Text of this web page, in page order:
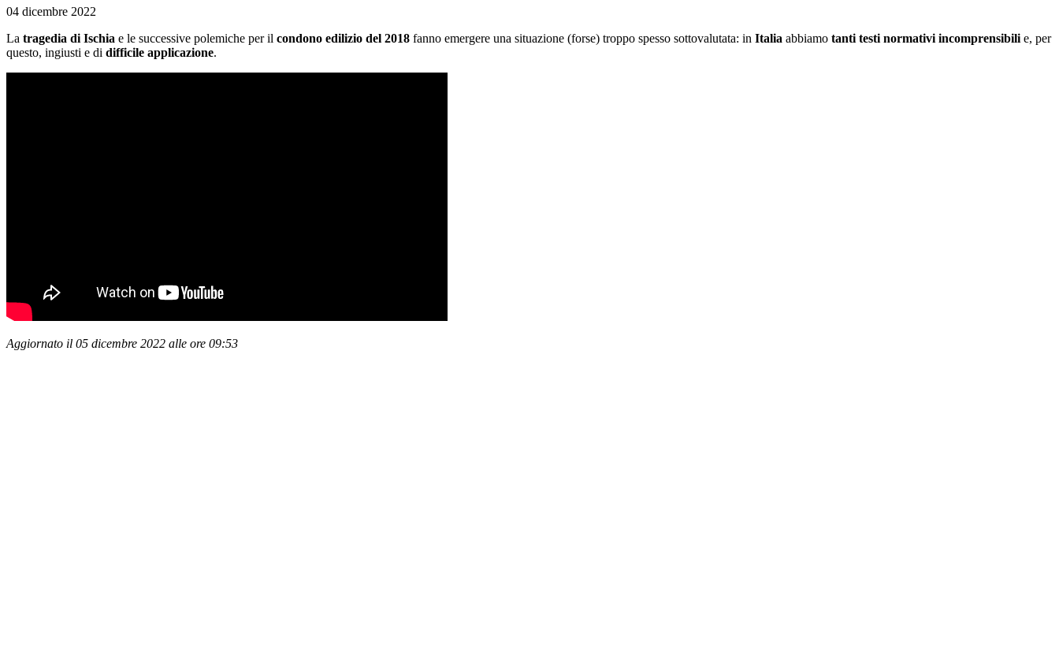
04 dicembre 2022
La tragedia di Ischia e le successive polemiche per il condono edilizio del 2018 fanno emergere una situazione (forse) troppo spesso sottovalutata: in Italia abbiamo tanti testi normativi incomprensibili e, per
questo, ingiusti e di difficile applicazione.
Aggiornato il 05 dicembre 2022 alle ore 09:53